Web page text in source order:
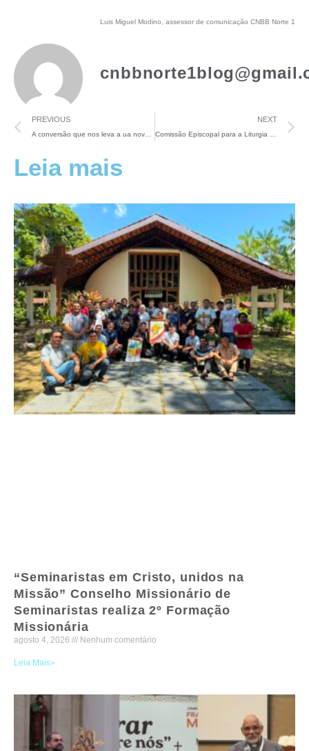
Leia mais
“Seminaristas em Cristo, unidos na
Missão” Conselho Missionário de
Seminaristas realiza 2º Formação
Missionária
agosto 4, 2026 Nenhum comentário
Leia Mais»
Luis Miguel Modino, assessor de comunicação CNBB Norte 1
PREVIOUS NEXT